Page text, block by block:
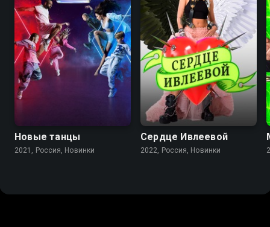
Новые танцы
2021, Россия, Новинки
Сердце Ивлеевой
2022, Россия, Новинки